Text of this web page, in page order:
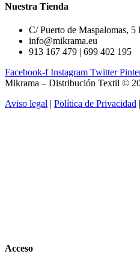
Nuestra Tienda
C/ Puerto de Maspalomas,
info@mikrama.eu
913 167 479 | 699 402 195
Facebook-f Instagram Twitter
Mikrama – Distribución Textil ©
Aviso legal | Política de Privacidad |
Acceso